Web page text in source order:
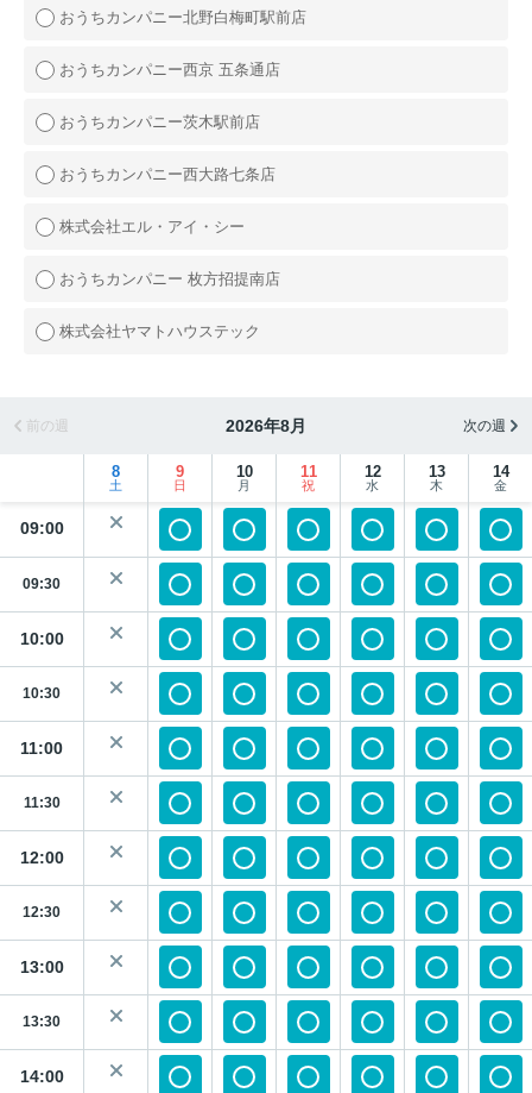
おうちカンパニー北野白梅町駅前店
おうちカンパニー西京 五条通店
おうちカンパニー茨木駅前店
おうちカンパニー西大路七条店
株式会社エル・アイ・シー
おうちカンパニー 枚方招提南店
株式会社ヤマトハウステック
前の週 2026年8月 次の週
8
土
9
日
10
月
11
祝
12
水
13
木
14
金
09:00
09:30
10:00
10:30
11:00
11:30
12:00
12:30
13:00
13:30
14:00